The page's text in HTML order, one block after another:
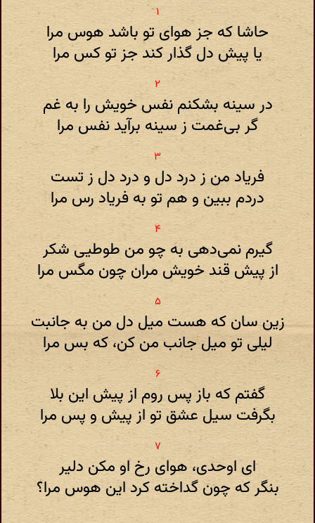
حاشا که جز هوای تو باشد هوس مرا
یا پیش دل گذار کند جز تو کس مرا
در سینه بشکنم نفس خویش را به غم
گر بی‌غمت ز سینه برآید نفس مرا
فریاد من ز درد دل و درد دل ز تست
دردم ببین و هم تو به فریاد رس مرا
گیرم نمی‌دهی به چو من طوطیی شکر
از پیش قند خویش مران چون مگس مرا
زین سان که هست میل دل من به جانبت
لیلی تو میل جانب من کن، که بس مرا
گفتم که باز پس روم از پیش این بلا
بگرفت سیل عشق تو از پیش و پس مرا
ای اوحدی، هوای رخ او مکن دلیر
بنگر که چون گداخته کرد این هوس مرا؟